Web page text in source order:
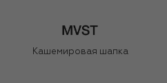
Кашемировая шапка